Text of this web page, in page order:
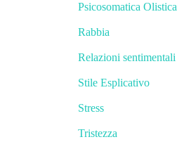
Psicosomatica Olistica
Rabbia
Relazioni sentimentali
Stile Esplicativo
Stress
Tristezza